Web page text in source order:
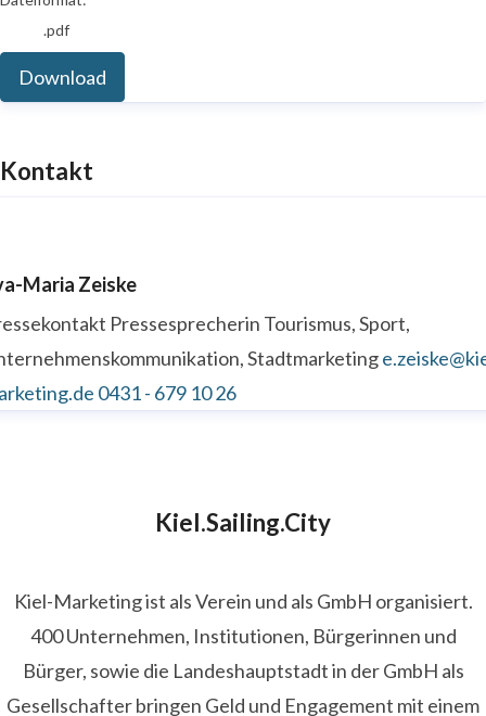
.pdf
Download
Kontakt
Maria Zeiske
Pressesprecherin Tourismus, Sport,
Stadtmarketing
0431 - 679 10 26
Kiel.Sailing.City
Kiel-Marketing ist als Verein und als GmbH organisiert.
400 Unternehmen, Institutionen, Bürgerinnen und
Bürger, sowie die Landeshauptstadt in der GmbH als
Gesellschafter bringen Geld und Engagement mit einem